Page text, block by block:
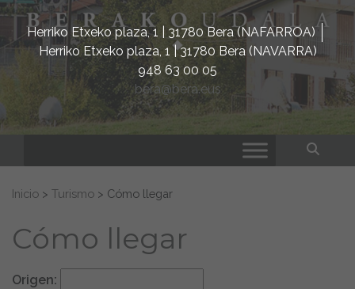
Herriko Etxeko plaza, 1 | 31780 Bera (NAFARROA)
Herriko Etxeko plaza, 1 | 31780 Bera (NAVARRA)
948 63 00 05
bera@bera.eus
Buscar:
Inicio > Turismo > Cómo llegar
Cómo llegar
Origen: